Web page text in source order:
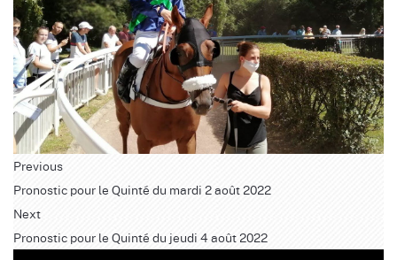
Previous
Pronostic pour le Quinté du mardi 2 août 2022
Next
Pronostic pour le Quinté du jeudi 4 août 2022